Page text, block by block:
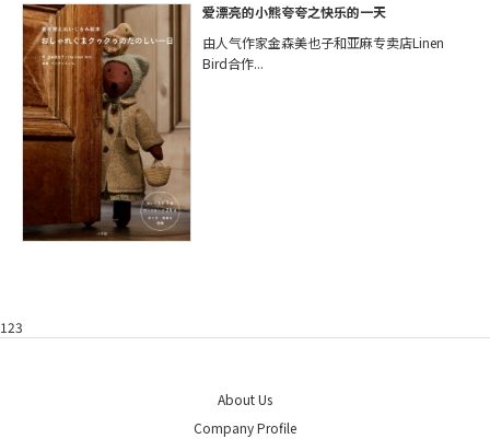
爱漂亮的小熊夸夸之快乐的一天
由人气作家金森美也子和亚麻专卖店Linen
Bird合作...
123
About Us
Company Profile